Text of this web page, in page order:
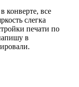
конверте, все
слегка
печати по
в